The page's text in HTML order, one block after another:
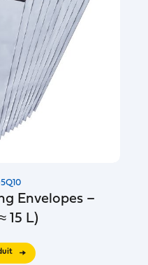
Envelopes –
15 L)